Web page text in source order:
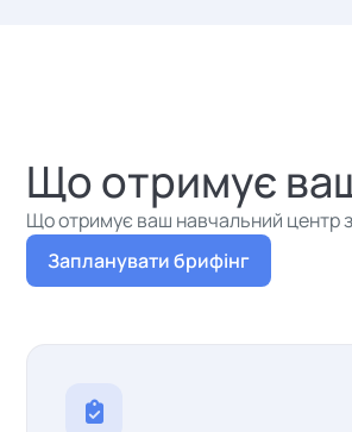
Що отримує
Що отримує ваш навчальний центр
Запланувати брифінг